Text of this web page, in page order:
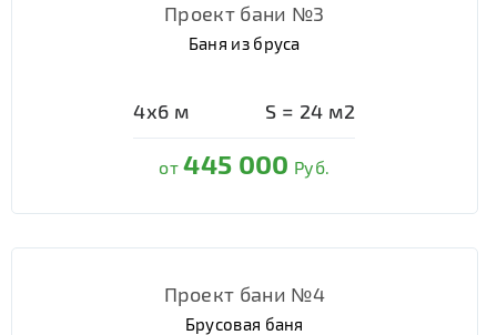
Проект бани №3
Баня из бруса
4х6 м S = 24 м2
от445 000 Руб.
Проект бани №4
Брусовая баня